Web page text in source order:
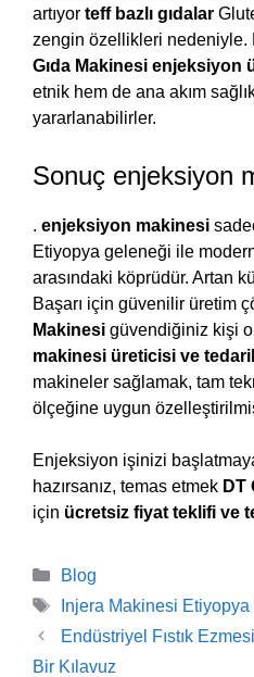
artıyor teff bazlı gıdalar
zengin özellikleri nedeniyle.
Gıda Makinesi enjeksiyon
etnik hem de ana akım
yararlanabilirler.
Sonuç enjeksiyon
. enjeksiyon makinesi
Etiyopya geleneği ile
arasındaki köprüdür. Artan
Başarı için güvenilir üretim
Makinesi güvendiğiniz kişi
makinesi üreticisi ve
makineler sağlamak, tam
ölçeğine uygun
Enjeksiyon işinizi
hazırsanız, temas etmek DT
için ücretsiz fiyat teklifi ve
Kategoriler
Blog
Etiketler
Injera Makinesi
Endüstriyel Fıstık
Bir Kılavuz